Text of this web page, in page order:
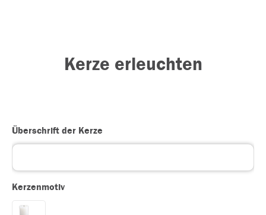
Kerze erleuchten
Überschrift der Kerze
Kerzenmotiv